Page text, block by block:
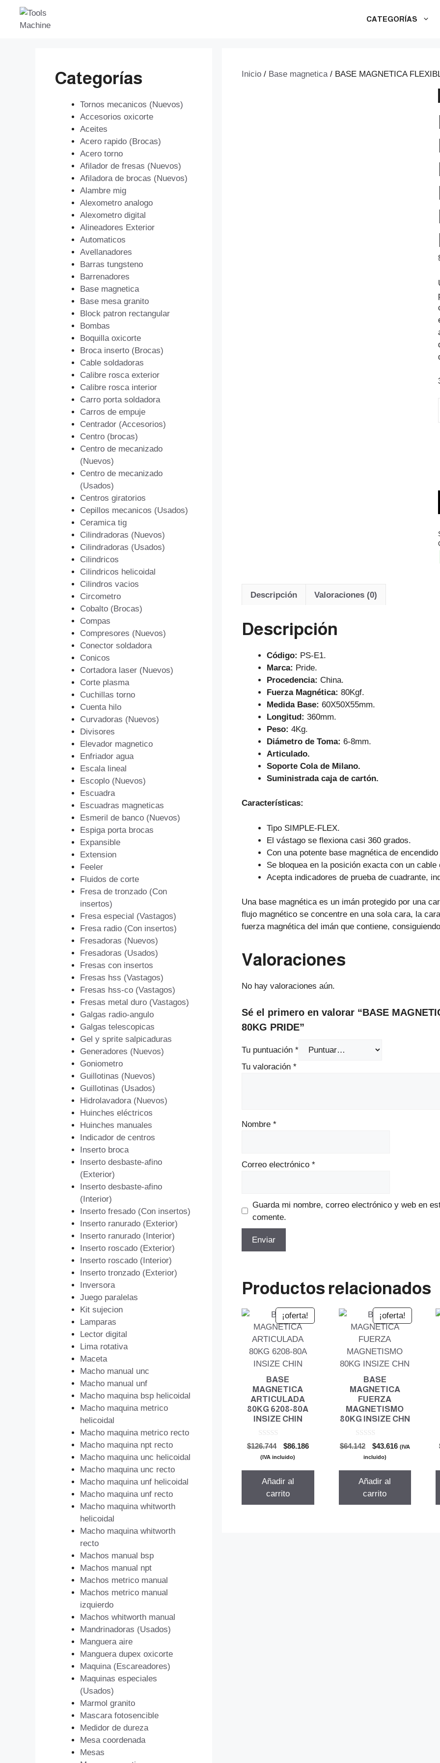
Saltar
contenido
CATEGORÍAS
Inicio / Base magnetica/ BASE MAGNETICA
Descripción Valoraciones (0)
Descripción
Código: PS-E1.
Marca: Pride.
Procedencia: China.
Fuerza Magnética: 80Kgf.
Medida Base: 60X50X55mm.
Longitud: 360mm.
Peso: 4Kg.
Diámetro de Toma: 6-8mm.
Articulado.
Soporte Cola de Milano.
Suministrada caja de cartón.
Características:
Tipo SIMPLE-FLEX.
El vástago se flexiona casi 360 grados.
Con una potente base magnética de
Se bloquea en la posición exacta con un
Acepta indicadores de prueba de cuadrante,
Una base magnética es un imán protegido por una
flujo magnético se concentre en una sola cara, la
fuerza magnética del imán que contiene,
Valoraciones
No hay valoraciones aún.
Sé el primero en valorar “BASE
80KG PRIDE”
Tu puntuación *
Tu valoración *
Nombre *
Correo electrónico *
Guarda mi nombre, correo electrónico y web en
comente.
Productos relacionados
¡oferta!
BASE
MAGNETICA
ARTICULADA
80KG 6208-80A
INSIZE CHIN
0
d
e
$126.744
El
precio
era:
$126.744.
$86.186El
(IVA incluido)
Añadir al
carrito
¡oferta!
BASE
MAGNETICA
FUERZA
MAGNETISMO
80KG INSIZE CHN
0
d
$64.142
El
precio
era:
$64.142.
$43.616El(IVA
incluido)
Añadir al
carrito
Categorías
Tornos mecanicos (Nuevos)
Accesorios oxicorte
Aceites
Acero rapido (Brocas)
Acero torno
Afilador de fresas (Nuevos)
Afiladora de brocas (Nuevos)
Alambre mig
Alexometro analogo
Alexometro digital
Alineadores Exterior
Automaticos
Avellanadores
Barras tungsteno
Barrenadores
Base magnetica
Base mesa granito
Block patron rectangular
Bombas
Boquilla oxicorte
Broca inserto (Brocas)
Cable soldadoras
Calibre rosca exterior
Calibre rosca interior
Carro porta soldadora
Carros de empuje
Centrador (Accesorios)
Centro (brocas)
Centro de mecanizado
(Nuevos)
Centro de mecanizado
(Usados)
Centros giratorios
Cepillos mecanicos (Usados)
Ceramica tig
Cilindradoras (Nuevos)
Cilindradoras (Usados)
Cilindricos
Cilindricos helicoidal
Cilindros vacios
Circometro
Cobalto (Brocas)
Compas
Compresores (Nuevos)
Conector soldadora
Conicos
Cortadora laser (Nuevos)
Corte plasma
Cuchillas torno
Cuenta hilo
Curvadoras (Nuevos)
Divisores
Elevador magnetico
Enfriador agua
Escala lineal
Escoplo (Nuevos)
Escuadra
Escuadras magneticas
Esmeril de banco (Nuevos)
Espiga porta brocas
Expansible
Extension
Feeler
Fluidos de corte
Fresa de tronzado (Con
insertos)
Fresa especial (Vastagos)
Fresa radio (Con insertos)
Fresadoras (Nuevos)
Fresadoras (Usados)
Fresas con insertos
Fresas hss (Vastagos)
Fresas hss-co (Vastagos)
Fresas metal duro (Vastagos)
Galgas radio-angulo
Galgas telescopicas
Gel y sprite salpicaduras
Generadores (Nuevos)
Goniometro
Guillotinas (Nuevos)
Guillotinas (Usados)
Hidrolavadora (Nuevos)
Huinches eléctricos
Huinches manuales
Indicador de centros
Inserto broca
Inserto desbaste-afino
(Exterior)
Inserto desbaste-afino
(Interior)
Inserto fresado (Con insertos)
Inserto ranurado (Exterior)
Inserto ranurado (Interior)
Inserto roscado (Exterior)
Inserto roscado (Interior)
Inserto tronzado (Exterior)
Inversora
Juego paralelas
Kit sujecion
Lamparas
Lector digital
Lima rotativa
Maceta
Macho manual unc
Macho manual unf
Macho maquina bsp helicoidal
Macho maquina metrico
helicoidal
Macho maquina metrico recto
Macho maquina npt recto
Macho maquina unc helicoidal
Macho maquina unc recto
Macho maquina unf helicoidal
Macho maquina unf recto
Macho maquina whitworth
helicoidal
Macho maquina whitworth
recto
Machos manual bsp
Machos manual npt
Machos metrico manual
Machos metrico manual
izquierdo
Machos whitworth manual
Mandrinadoras (Usados)
Manguera aire
Manguera dupex oxicorte
Maquina (Escareadores)
Maquinas especiales
(Usados)
Marmol granito
Mascara fotosencible
Medidor de dureza
Mesa coordenada
Mesas